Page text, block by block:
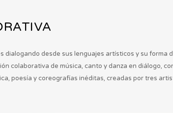
desde sus lenguajes artísticos y su forma
colaborativa de música, canto y danza en diálogo,
poesía y coreografías inéditas, creadas por tres